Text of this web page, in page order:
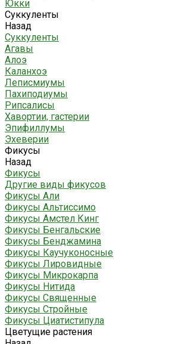
Юкки
Суккуленты
Назад
Суккуленты
Агавы
Алоэ
Каланхоэ
Леписмиумы
Пахиподиумы
Рипсалисы
Хавортии, гастерии
Эпифиллумы
Эхеверии
Фикусы
Назад
Фикусы
Другие виды фикусов
Фикусы Али
Фикусы Альтиссимо
Фикусы Амстел Кинг
Фикусы Бенгальские
Фикусы Бенджамина
Фикусы Каучуконосные
Фикусы Лировидные
Фикусы Микрокарпа
Фикусы Нитида
Фикусы Священные
Фикусы Стройные
Фикусы Циатистипула
Цветущие растения